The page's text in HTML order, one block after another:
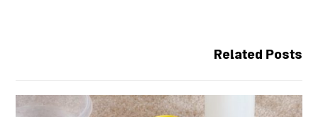
Related Posts